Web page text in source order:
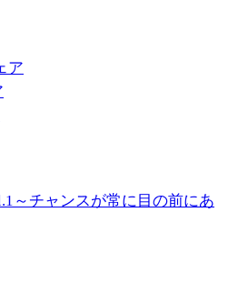
～チャンスが常に目の前にあ